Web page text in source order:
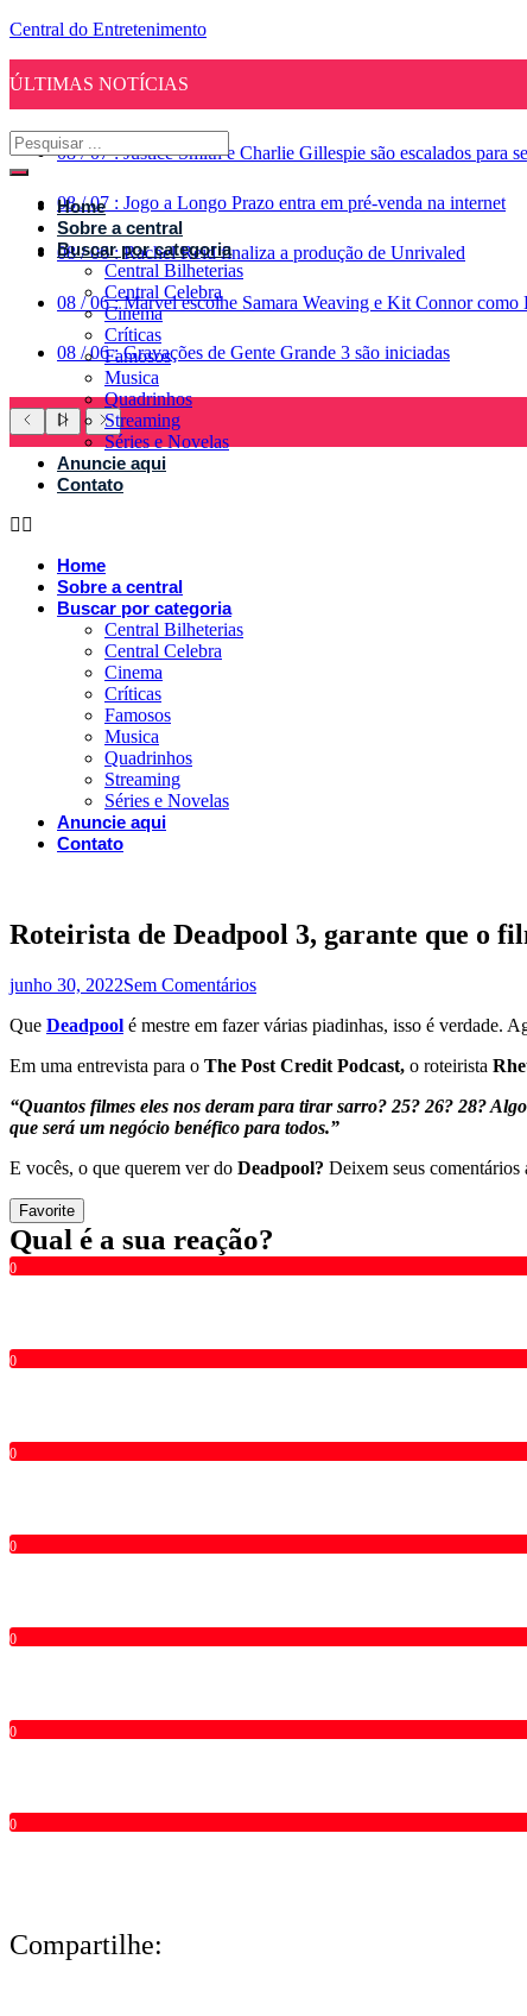
Central do Entretenimento
ÚLTIMAS NOTÍCIAS
08 / 07 : Justice Smith e Charlie Gillespie são escalados para
08 / 07 : Jogo a Longo Prazo entra em pré-venda na internet
08 / 06 : Rachel Reid finaliza a produção de Unrivaled
08 / 06 : Marvel escolhe Samara Weaving e Kit Connor
08 / 06 : Gravações de Gente Grande 3 são iniciadas
Home
Sobre a central
Buscar por categoria
Central Bilheterias
Central Celebra
Cinema
Críticas
Famosos
Musica
Quadrinhos
Streaming
Séries e Novelas
Anuncie aqui
Contato
Home
Sobre a central
Buscar por categoria
Central Bilheterias
Central Celebra
Cinema
Críticas
Famosos
Musica
Quadrinhos
Streaming
Séries e Novelas
Anuncie aqui
Contato
Roteirista de Deadpool 3, garante que o
junho 30, 2022Sem Comentários
Que Deadpool é mestre em fazer várias piadinhas, isso é verdade.
Em uma entrevista para o The Post Credit Podcast, o roteirista
“Quantos filmes eles nos deram para tirar sarro? 25? 26? 28?
que será um negócio benéfico para todos.”
E vocês, o que querem ver do Deadpool? Deixem seus comentários
Favorite
Qual é a sua reação?
0
0
0
0
0
0
0
Compartilhe: